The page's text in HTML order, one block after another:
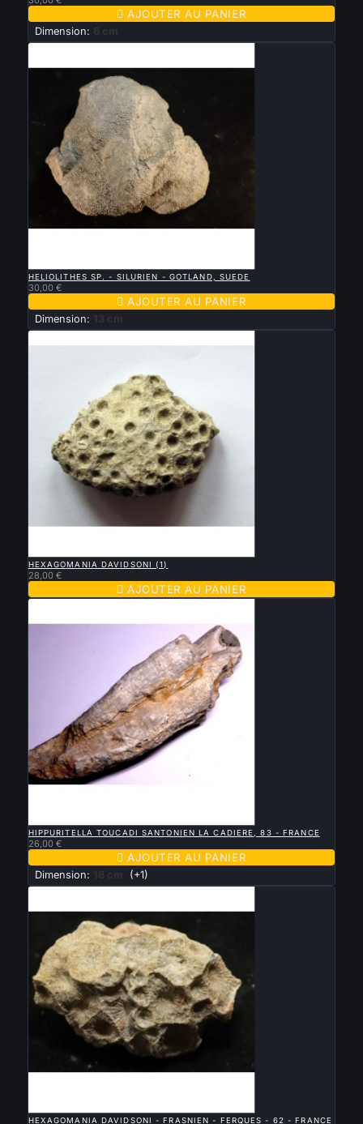
 AJOUTER AU PANIER
Dimension: 6 cm
HELIOLITHES SP. - SILURIEN - GOTLAND, SUEDE
30,00 €
 AJOUTER AU PANIER
Dimension: 13 cm
HEXAGOMANIA DAVIDSONI (1)
28,00 €
 AJOUTER AU PANIER
HIPPURITELLA TOUCADI SANTONIEN LA CADIERE, 83 - FRANCE
26,00 €
 AJOUTER AU PANIER
Dimension: 18 cm (+1)
HEXAGOMANIA DAVIDSONI - FRASNIEN - FERQUES - 62 - FRANCE